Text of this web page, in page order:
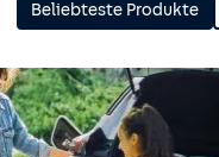
Beliebteste Produkte